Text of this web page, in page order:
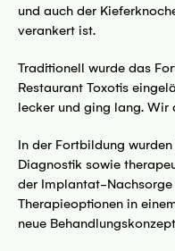
und auch der
verankert ist.
Traditionell wurde das
Restaurant Toxotis
lecker und ging lang. Wir
In der Fortbildung
Diagnostik sowie
der Implantat-
Therapieoptionen in
neue